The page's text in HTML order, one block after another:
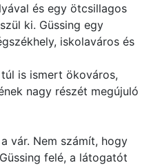
és egy ötcsillagos
ki. Güssing egy
iskolaváros és
is ismert ökováros,
nagy részét megújuló
vár. Nem számít, hogy
felé, a látogatót